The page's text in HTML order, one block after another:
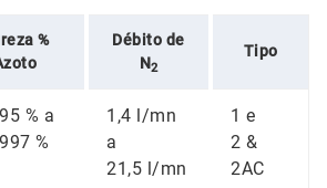
%
Débito de
N2
Tipo
% a
%
1,4 l/mn
a
21,5 l/mn
1 e
2 &
2AC